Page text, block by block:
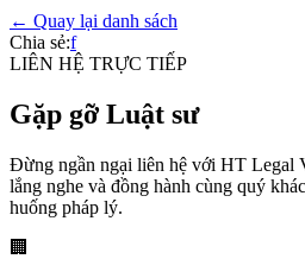
← Quay lại danh sách
Chia sẻ:f
LIÊN HỆ TRỰC TIẾP
Gặp gỡ Luật sư
Đừng ngần ngại liên hệ với HT Legal
lắng nghe và đồng hành cùng quý
huống pháp lý.
🏢